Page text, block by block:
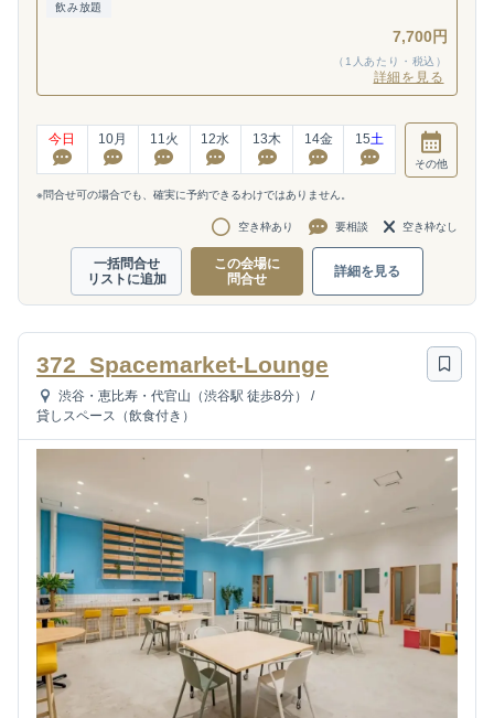
飲み放題
7,700円
（1人あたり・税込）
詳細を見る
今日 10月 11火 12水 13木 14金 15土
その他
※問合せ可の場合でも、確実に予約できるわけではありません。
空き枠あり 要相談 空き枠なし
一括問合せ
リストに追加
この会場に
問合せ
詳細を見る
372_Spacemarket-Lounge
渋谷・恵比寿・代官山（渋谷駅 徒歩8分）
/
貸しスペース（飲食付き）